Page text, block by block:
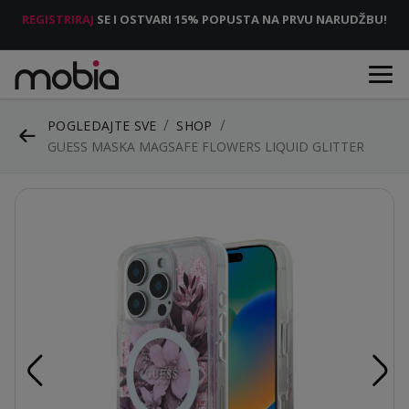
REGISTRIRAJ SE I OSTVARI 15% POPUSTA NA PRVU NARUDŽBU!
POGLEDAJTE SVE
SHOP
GUESS MASKA MAGSAFE FLOWERS LIQUID GLITTER